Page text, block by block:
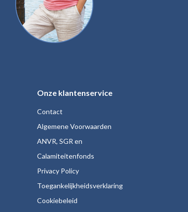
Onze klantenservice
Contact
Algemene Voorwaarden
ANVR, SGR en
Calamiteitenfonds
Privacy Policy
Toegankelijkheidsverklaring
Cookiebeleid